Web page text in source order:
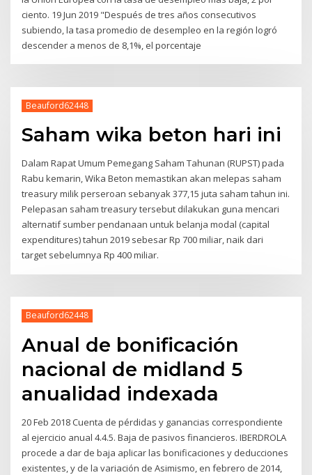
ciento. 19 Jun 2019 "Después de tres años consecutivos
subiendo, la tasa promedio de desempleo en la región logró
descender a menos de 8,1%, el porcentaje
Beauford62448
Saham wika beton hari ini
Dalam Rapat Umum Pemegang Saham Tahunan (RUPST) pada
Rabu kemarin, Wika Beton memastikan akan melepas saham
treasury milik perseroan sebanyak 377,15 juta saham tahun ini.
Pelepasan saham treasury tersebut dilakukan guna mencari
alternatif sumber pendanaan untuk belanja modal (capital
expenditures) tahun 2019 sebesar Rp 700 miliar, naik dari
target sebelumnya Rp 400 miliar.
Beauford62448
Anual de bonificación
nacional de midland 5
anualidad indexada
20 Feb 2018 Cuenta de pérdidas y ganancias correspondiente
al ejercicio anual 4.4.5. Baja de pasivos financieros. IBERDROLA
procede a dar de baja aplicar las bonificaciones y deducciones
existentes, y de la variación de Asimismo, en febrero de 2014,